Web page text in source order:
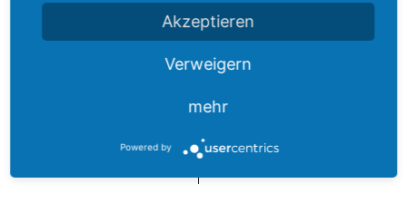
ca. 700 m entfernt.
auch ein sehr gutes Surfer-
Gebiet.
(ca. 6.000
Ew.) ist ca. 18 km entfernt.
ca. 2,5
Akzeptieren
Verweigern
mehr
Powered by